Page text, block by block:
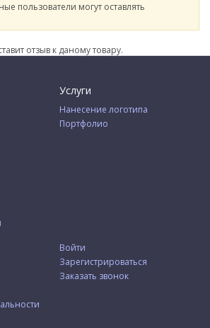
пользователи могут оставлять
отзыв к даному товару.
Услуги
Нанесение логотипа
Портфолио
Войти
Зарегистрироваться
Заказать звонок